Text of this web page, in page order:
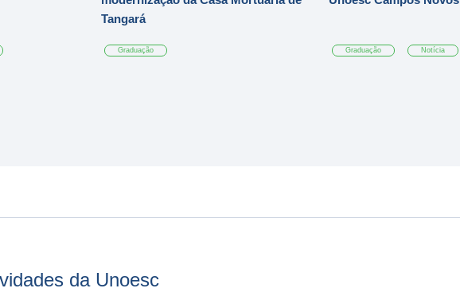
Tangará
Graduação Graduação Notícia
da Unoesc